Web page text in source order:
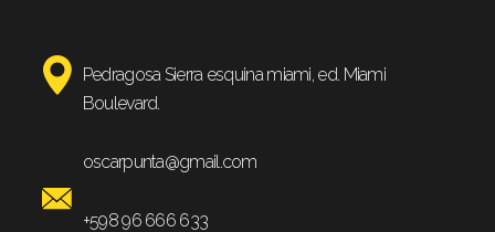
Pedragosa Sierra esquina miami, ed. Miami
Boulevard.
oscarpunta@gmail.com
+598 96 666 633